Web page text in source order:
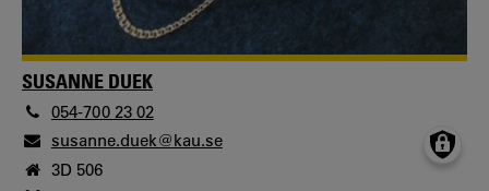
SUSANNE DUEK
054-700 23 02
susanne.duek@kau.se
3D 506